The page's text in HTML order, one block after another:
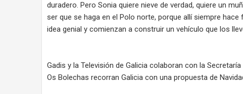
duradero. Pero Sonia quiere nieve de verdad, quiere un
ser que se haga en el Polo norte, porque allí siempre
idea genial y comienzan a construir un vehículo que los
Gadis y la Televisión de Galicia colaboran con la
Os Bolechas recorran Galicia con una propuesta de